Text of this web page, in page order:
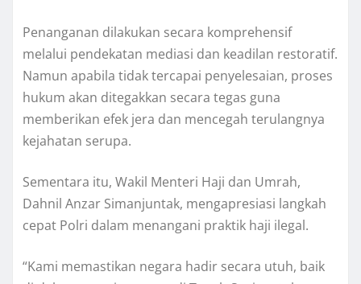
Penanganan dilakukan secara komprehensif
melalui pendekatan mediasi dan keadilan restoratif.
Namun apabila tidak tercapai penyelesaian, proses
hukum akan ditegakkan secara tegas guna
memberikan efek jera dan mencegah terulangnya
kejahatan serupa.
Sementara itu, Wakil Menteri Haji dan Umrah,
Dahnil Anzar Simanjuntak, mengapresiasi langkah
cepat Polri dalam menangani praktik haji ilegal.
“Kami memastikan negara hadir secara utuh, baik